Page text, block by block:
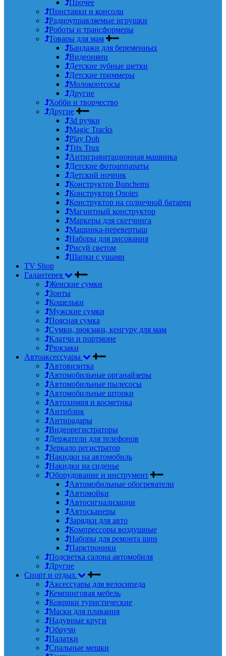
Прочее
Приставки и консоли
Радиоуправляемые игрушки
Роботы и трансформеры
Товары для мам
Бандажи для беременных
Видеоняни
Детские зубные щетки
Детские триммеры
Молокоотсосы
Другие
Хобби и творчество
Другие
3d ручки
Magic Tracks
Play Doh
Trix Trux
Антигравитационная машинка
Детские фотоаппараты
Детский ночник
Конструктор Bunchems
Конструктор Onoies
Конструктор на солнечной батареи
Магнитный конструктор
Маркеры для скетчинга
Машинка-перевертыш
Наборы для рисования
Рисуй светом
Шапки с ушами
TV Shop
Галантерея
Женские сумки
Зонты
Кошельки
Мужские сумки
Поясная сумка
Сумки, рюкзаки, кенгуру для мам
Клатчи и портмоне
Рюкзаки
Автоаксессуары
Автовизитка
Автомобильные органайзеры
Автомобильные пылесосы
Автомобильные шторки
Автохимия и косметика
Антиблик
Антирадары
Видеорегистраторы
Держатели для телефонов
Зеркало регистратор
Накидки на автомобиль
Накидки на сиденье
Оборудование и инструмент
Автомобильные обогреватели
Автомойки
Автосигнализации
Автосканеры
Зарядки для авто
Компрессоры воздушные
Наборы для ремонта шин
Парктроники
Подсветка салона автомобиля
Другие
Спорт и отдых
Аксессуары для велосипеда
Кемпинговая мебель
Коврики туристические
Маски для плавания
Надувные круги
Обручи
Палатки
Спальные мешки